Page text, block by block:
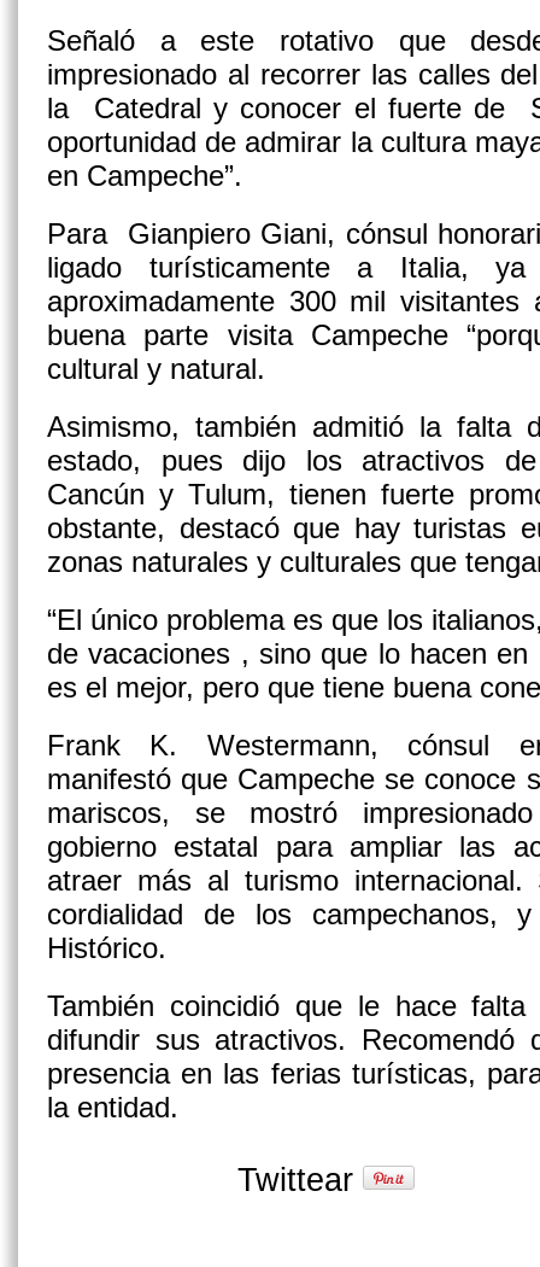
Señaló a este rotativo que
impresionado al recorrer las calles
la Catedral y conocer el fuerte de
oportunidad de admirar la cultura
en Campeche”.
Para Gianpiero Giani, cónsul
ligado turísticamente a Italia,
aproximadamente 300 mil
buena parte visita Campeche
cultural y natural.
Asimismo, también admitió la falta
estado, pues dijo los atractivos
Cancún y Tulum, tienen fuerte
obstante, destacó que hay turistas
zonas naturales y culturales que
“El único problema es que los
de vacaciones , sino que lo hacen
es el mejor, pero que tiene buena
Frank K. Westermann, cónsul
manifestó que Campeche se conoce
mariscos, se mostró
gobierno estatal para ampliar las
atraer más al turismo
cordialidad de los campechanos,
Histórico.
También coincidió que le hace
difundir sus atractivos.
presencia en las ferias turísticas,
la entidad.
Twittear